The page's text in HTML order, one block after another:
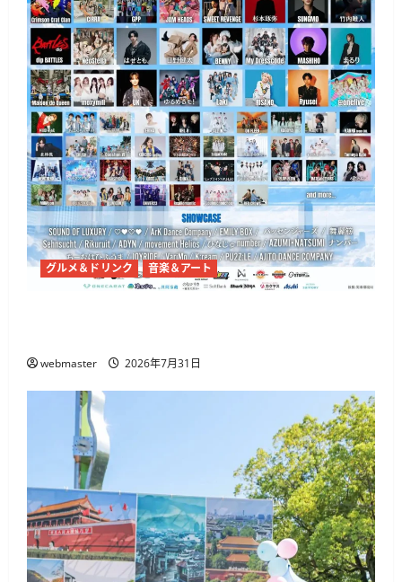
グルメ＆ドリンク 音楽＆アート
webmaster 2026年7月31日